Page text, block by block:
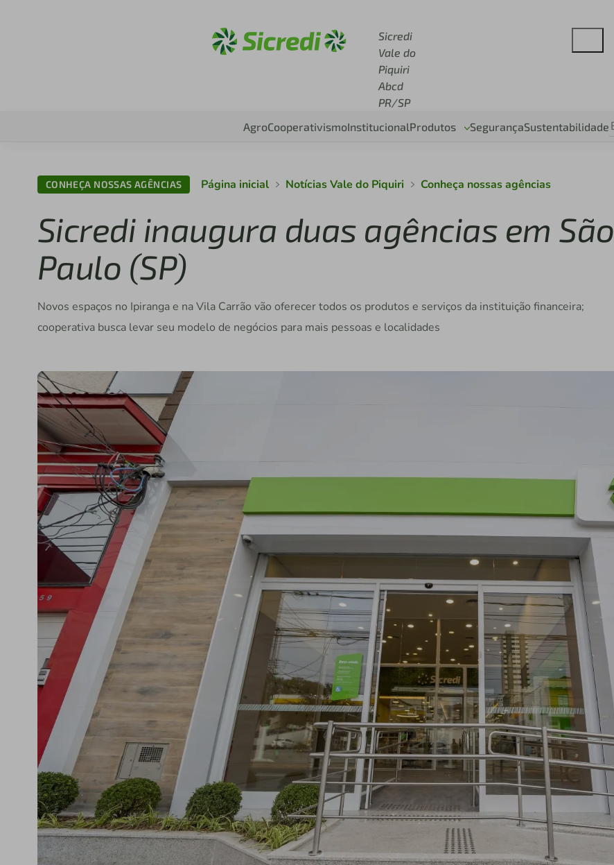
Sicredi
Vale do
Piquiri
Abcd
PR/SP
AgroCooperativismoInstitucionalProdutos SegurançaSustentabilidade
CONHEÇA NOSSAS AGÊNCIAS Página inicial Notícias Vale do Piquiri Conheça nossas agências
Sicredi inaugura duas agências em São
Paulo (SP)
Novos espaços no Ipiranga e na Vila Carrão vão oferecer todos os produtos e serviços da instituição financeira;
cooperativa busca levar seu modelo de negócios para mais pessoas e localidades